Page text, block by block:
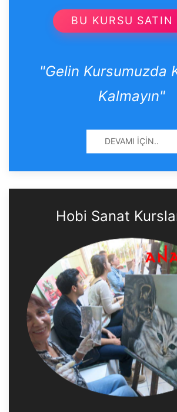
BU KURSU SATIN
"Gelin Kursumuzda
Kalmayın"
DEVAMI İÇIN..
Hobi Sanat